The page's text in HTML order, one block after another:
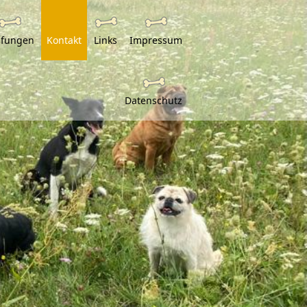
Kontakt Links Impressum
Datenschutz